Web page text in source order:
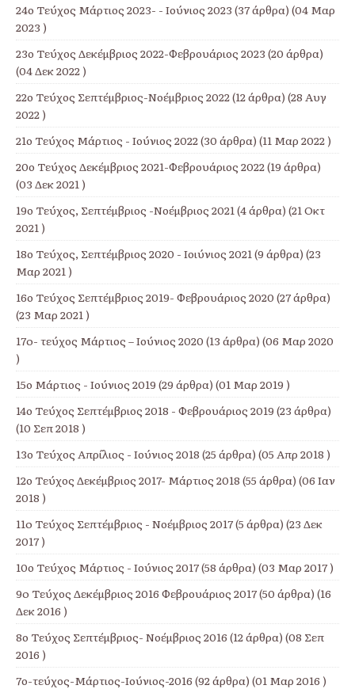
24ο Τεύχος Μάρτιος 2023- - Ιούνιος 2023 (37 άρθρα) (04 Μαρ
2023 )
23ο Τεύχος Δεκέμβριος 2022-Φεβρουάριος 2023 (20 άρθρα)
(04 Δεκ 2022 )
22ο Τεύχος Σεπτέμβριος-Νοέμβριος 2022(12 άρθρα) (28 Αυγ
2022 )
21ο Τεύχος Μάρτιος - Ιούνιος 2022(30 άρθρα) (11 Μαρ 2022 )
20ο Τεύχος Δεκέμβριος 2021-Φεβρουάριος 2022(19 άρθρα)
(03 Δεκ 2021 )
19ο Τεύχος, Σεπτέμβριος -Νοέμβριος 2021 (4 άρθρα) (21 Οκτ
2021 )
18ο Τεύχος, Σεπτέμβριος 2020 - Ιοιύνιος 2021 (9 άρθρα) (23
Μαρ 2021 )
16ο Τεύχος Σεπτέμβριος 2019- Φεβρουάριος 2020 (27 άρθρα)
(23 Μαρ 2021 )
17o- τεύχος Μάρτιος – Ιούνιος 2020 (13 άρθρα) (06 Μαρ 2020
)
15ο Μάρτιος - Ιούνιος 2019 (29 άρθρα) (01 Μαρ 2019 )
14ο Τεύχος Σεπτέμβριος 2018 - Φεβρουάριος 2019 (23 άρθρα)
(10 Σεπ 2018 )
13ο Τεύχος Απρίλιος - Ιούνιος 2018 (25 άρθρα) (05 Απρ 2018 )
12ο Τεύχος Δεκέμβριος 2017- Μάρτιος 2018 (55 άρθρα) (06 Ιαν
2018 )
11o Τεύχος Σεπτέμβριος - Νοέμβριος 2017(5 άρθρα) (23 Δεκ
2017 )
10ο Τεύχος Μάρτιος - Ιούνιος 2017(58 άρθρα) (03 Μαρ 2017 )
9o Τεύχος Δεκέμβριος 2016 Φεβρουάριος 2017(50 άρθρα) (16
Δεκ 2016 )
8ο Τεύχος Σεπτέμβριος- Νοέμβριος 2016 (12 άρθρα) (08 Σεπ
2016 )
7ο-τεύχος-Μάρτιος-Ιούνιος-2016 (92 άρθρα) (01 Μαρ 2016 )